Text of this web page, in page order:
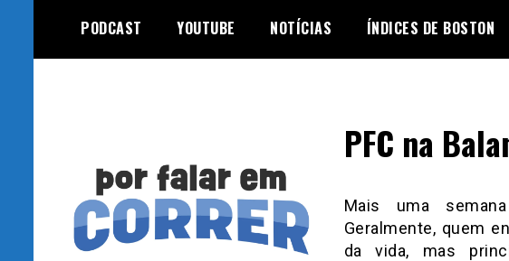
content
PODCAST YOUTUBE NOTÍCIAS ÍNDICES DE BOSTON
PFC na
Mais uma
Geralmente, quem
da vida, mas